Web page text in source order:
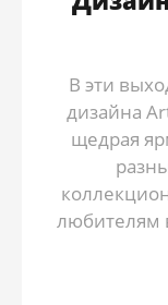
В эти
дизайна
щедрая
любителям